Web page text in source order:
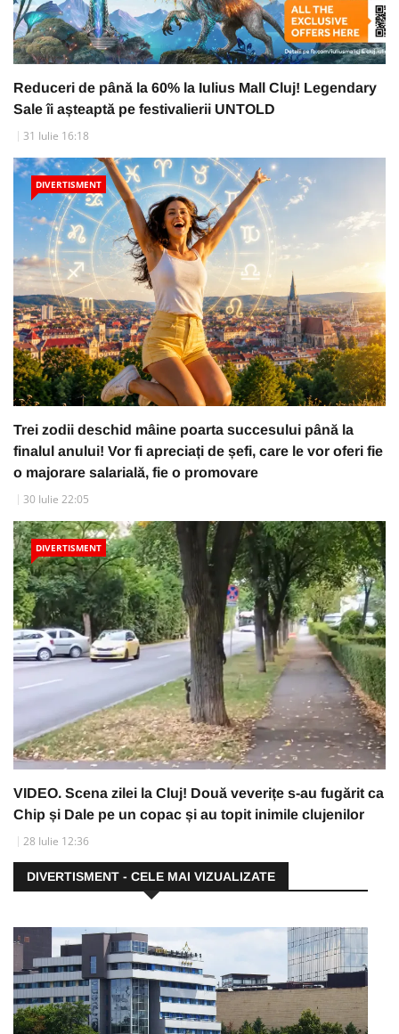
Reduceri de până la 60% la Iulius Mall Cluj! Legendary
Sale îi așteaptă pe festivalierii UNTOLD
31 Iulie 16:18
DIVERTISMENT
Trei zodii deschid mâine poarta succesului până la
finalul anului! Vor fi apreciați de șefi, care le vor oferi fie
o majorare salarială, fie o promovare
30 Iulie 22:05
DIVERTISMENT
VIDEO. Scena zilei la Cluj! Două veverițe s-au fugărit ca
Chip și Dale pe un copac și au topit inimile clujenilor
28 Iulie 12:36
DIVERTISMENT - CELE MAI VIZUALIZATE